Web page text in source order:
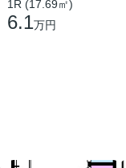
1R (17.69㎡)
6.1万円